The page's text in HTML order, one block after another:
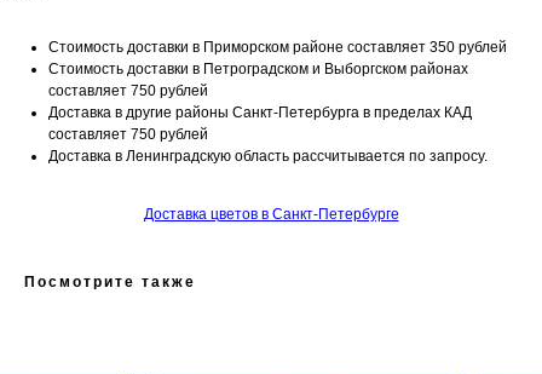
Стоимость доставки в Приморском районе составляет 350 рублей
Стоимость доставки в Петроградском и Выборгском районах
составляет 750 рублей
Доставка в другие районы Санкт-Петербурга в пределах КАД
составляет 750 рублей
Доставка в Ленинградскую область рассчитывается по запросу.
Доставка цветов в Санкт-Петербурге
Посмотрите также